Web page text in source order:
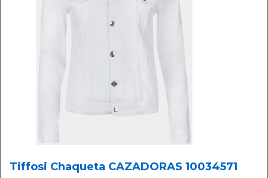
Tiffosi Chaqueta CAZADORAS 10034571